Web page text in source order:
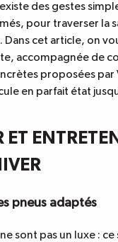
des gestes
pour traverser la
Dans cet article, on
accompagnée de
proposées par
en parfait état
ET
pneus adaptés
sont pas un luxe :